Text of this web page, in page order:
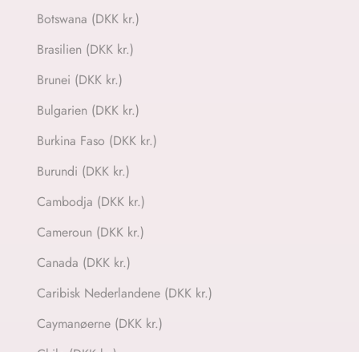
Botswana (DKK kr.)
Brasilien (DKK kr.)
Brunei (DKK kr.)
Bulgarien (DKK kr.)
Burkina Faso (DKK kr.)
Burundi (DKK kr.)
Cambodja (DKK kr.)
Cameroun (DKK kr.)
Canada (DKK kr.)
Caribisk Nederlandene (DKK kr.)
Caymanøerne (DKK kr.)